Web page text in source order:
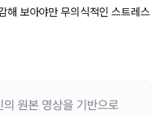
해 보아야만 무의식적인 스트레스